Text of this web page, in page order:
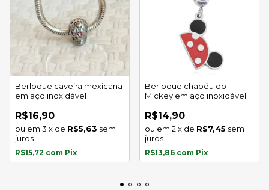
Berloque caveira mexicana
em aço inoxidável
R$16,90
3 x de R$5,63 sem
juros
R$15,72 com Pix
Berloque chapéu do
Mickey em aço inoxidável
R$14,90
2 x de R$7,45 sem
juros
R$13,86 com Pix